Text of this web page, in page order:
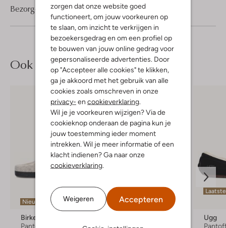
zorgen dat onze website goed
functioneert, om jouw voorkeuren op
te slaan, om inzicht te verkrijgen in
bezoekersgedrag en om een profiel op
te bouwen van jouw online gedrag voor
gepersonaliseerde advertenties. Door
op "Accepteer alle cookies" te klikken,
ga je akkoord met het gebruik van alle
cookies zoals omschreven in onze
privacy- en cookieverklaring
Wil je je voorkeuren wijzigen? Via de
cookieknop onderaan de pagina kun je
jouw toestemming ieder moment
intrekken. Wil je meer informatie of een
klacht indienen? Ga naar onze
cookieverklaring
Weigeren Accepteren
Bezorgen & retourneren
Ook iets voor jou?
Nieuw
Birkenstock
Pantoffels
-30%
Pantoffels
Ugg